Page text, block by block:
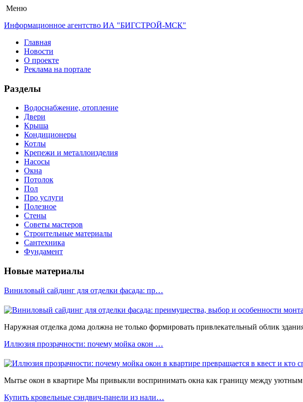
Меню
Информационное агентство ИА "БИГСТРОЙ-МСК"
Главная
Новости
О проекте
Реклама на портале
Разделы
Водоснабжение, отопление
Двери
Крыша
Кондиционеры
Котлы
Крепежи и металлоизделия
Насосы
Окна
Потолок
Пол
Про услуги
Полезное
Стены
Советы мастеров
Строительные материалы
Сантехника
Фундамент
Новые материалы
Виниловый сайдинг для отделки фасада: пр…
Наружная отделка дома должна не только формировать привлекательный облик
Иллюзия прозрачности: почему мойка окон …
Мытье окон в квартире Мы привыкли воспринимать окна как границу между
Купить кровельные сэндвич-панели из нали…